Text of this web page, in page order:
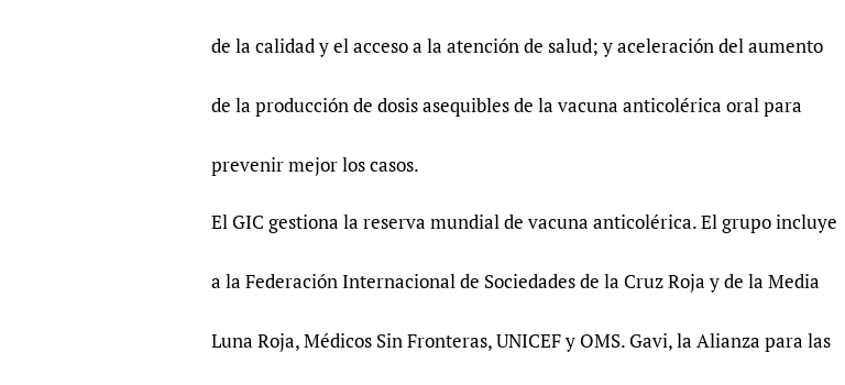
de la calidad y el acceso a la atención de salud; y aceleración del aumento
de la producción de dosis asequibles de la vacuna anticolérica oral para
prevenir mejor los casos.
El GIC gestiona la reserva mundial de vacuna anticolérica. El grupo incluye
a la Federación Internacional de Sociedades de la Cruz Roja y de la Media
Luna Roja, Médicos Sin Fronteras, UNICEF y OMS. Gavi, la Alianza para las